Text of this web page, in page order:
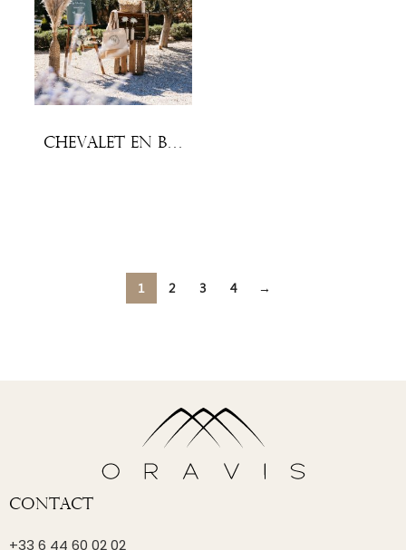
Chevalet en bois
1 2 3 4 →
Contact
+33 6 44 60 02 02